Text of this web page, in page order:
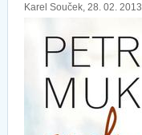
Karel Souček, 28. 02. 2013